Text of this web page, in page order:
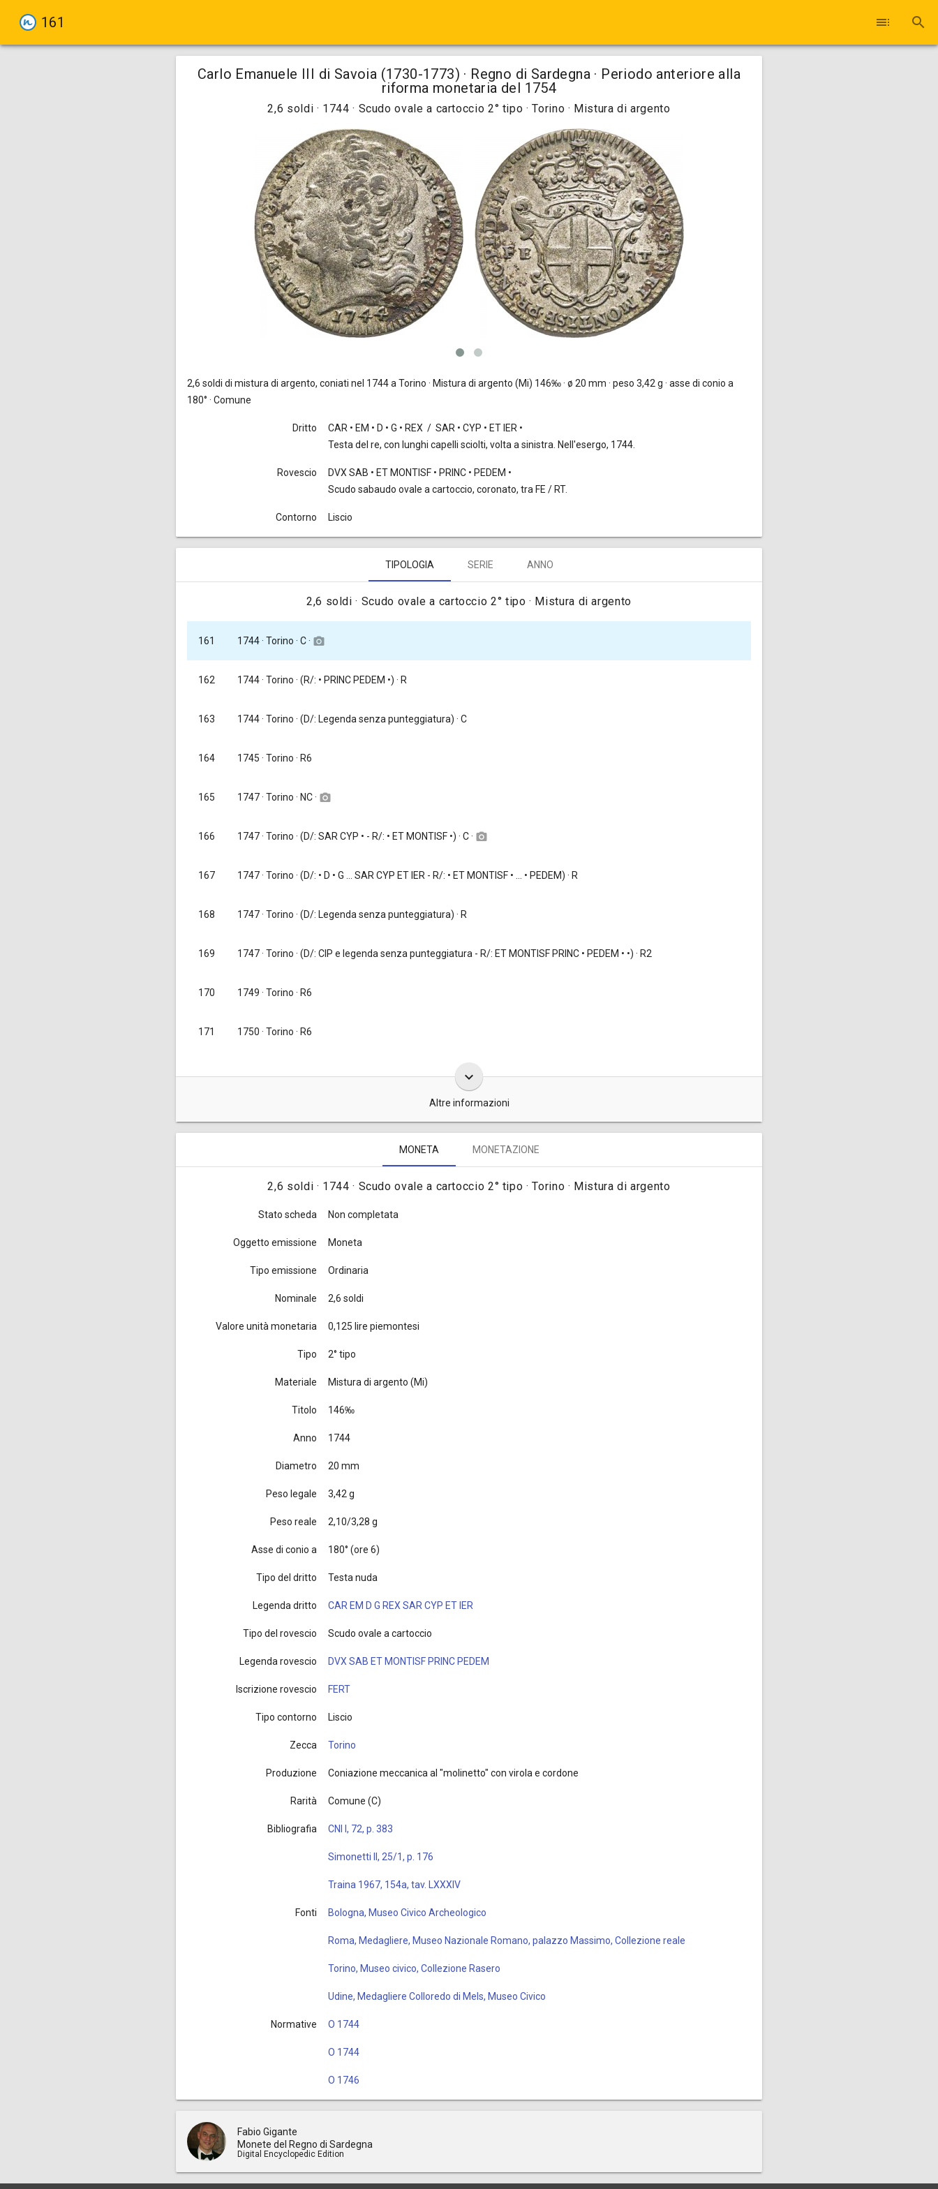
161 toc search
Carlo Emanuele III di Savoia (1730-1773) · Regno di Sardegna · Periodo anteriore alla
riforma monetaria del 1754
2,6 soldi · 1744 · Scudo ovale a cartoccio 2° tipo · Torino · Mistura di argento
2,6 soldi di mistura di argento, coniati nel 1744 a Torino · Mistura di argento (Mi) 146‰ · ø 20 mm · peso 3,42 g · asse di conio a
180° · Comune
Dritto
CAR • EM • D • G • REX / SAR • CYP • ET IER •
Testa del re, con lunghi capelli sciolti, volta a sinistra. Nell'esergo, 1744.
Rovescio
DVX SAB • ET MONTISF • PRINC • PEDEM •
Scudo sabaudo ovale a cartoccio, coronato, tra FE / RT.
Contorno Liscio
TIPOLOGIA SERIE ANNO
2,6 soldi · Scudo ovale a cartoccio 2° tipo · Mistura di argento
161 1744· Torino · C · camera_alt
162 1744· Torino · (R/: • PRINC PEDEM •) · R
163 1744· Torino · (D/: Legenda senza punteggiatura) · C
164 1745 · Torino · R6
165 1747· Torino · NC · camera_alt
166 1747· Torino · (D/: SAR CYP • - R/: • ET MONTISF •) · C · camera_alt
167 1747· Torino · (D/: • D • G ... SAR CYP ET IER - R/: • ET MONTISF • ... • PEDEM) · R
168 1747· Torino · (D/: Legenda senza punteggiatura) · R
169 1747· Torino · (D/: CIP e legenda senza punteggiatura - R/: ET MONTISF PRINC • PEDEM • •) · R2
170 1749 · Torino · R6
171 1750 · Torino · R6
keyboard_arrow_down
Altre informazioni
Queste monete da 2 soldi e mezzo furono coniate, complessivamente, in 4.800.000 pezzi e precisamente: 2.800.000 nel 1744 e
Traina 1967, tav. LXXXIV, nota dopo il n. 158
MONETA MONETAZIONE
2,6 soldi · 1744 · Scudo ovale a cartoccio 2° tipo · Torino · Mistura di argento
Stato scheda Non completata
Oggetto emissione Moneta
Tipo emissione Ordinaria
Nominale 2,6 soldi
Valore unità monetaria 0,125 lire piemontesi
Tipo 2° tipo
Materiale Mistura di argento (Mi)
Titolo 146‰
Anno 1744
Diametro 20 mm
Peso legale 3,42 g
Peso reale 2,10/3,28 g
Asse di conio a 180° (ore 6)
Tipo del dritto Testa nuda
Legenda dritto CAR EM D G REX SAR CYP ET IER
Tipo del rovescio Scudo ovale a cartoccio
Legenda rovescio DVX SAB ET MONTISF PRINC PEDEM
Iscrizione rovescio FERT
Tipo contorno Liscio
Zecca Torino
Produzione Coniazione meccanica al "molinetto" con virola e cordone
Rarità Comune (C)
Bibliografia CNI I, 72, p. 383
Simonetti II, 25/1, p. 176
Traina 1967, 154a, tav. LXXXIV
Fonti Bologna, Museo Civico Archeologico
Roma, Medagliere, Museo Nazionale Romano, palazzo Massimo, Collezione reale
Torino, Museo civico, Collezione Rasero
Udine, Medagliere Colloredo di Mels, Museo Civico
Normative O 1744
O 1744
O 1746
Fabio Gigante
Monete del Regno di Sardegna
Digital Encyclopedic Edition